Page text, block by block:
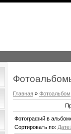
Главная » Фотоальбом
Фотографий в
Сортировать по: Дате